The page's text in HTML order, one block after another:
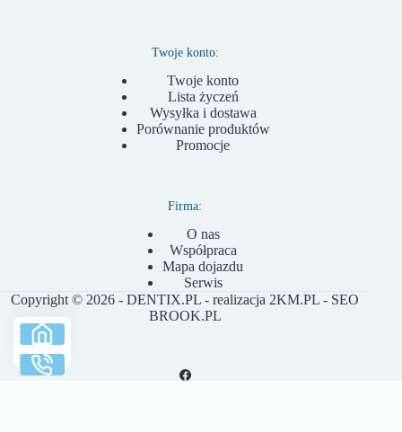
Twoje konto:
Twoje konto
Lista życzeń
Wysyłka i dostawa
Porównanie produktów
Promocje
Firma:
O nas
Współpraca
Mapa dojazdu
Serwis
Copyright © 2026 - DENTIX.PL - realizacja 2KM.PL - SEO
BROOK.PL